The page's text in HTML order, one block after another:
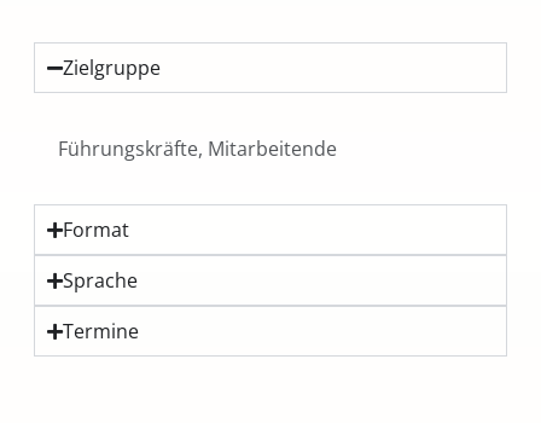
Zielgruppe
Führungskräfte, Mitarbeitende
Format
Sprache
Termine